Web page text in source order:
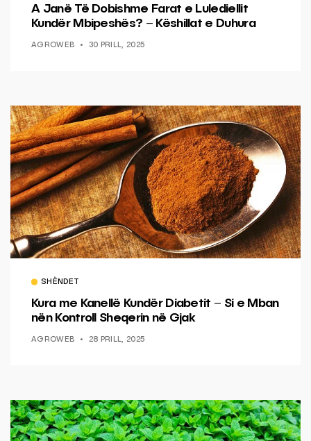
A Janë Të Dobishme Farat e Lulediellit
Kundër Mbipeshës? – Këshillat e Duhura
AGROWEB 30 PRILL, 2025
SHËNDET
Kura me Kanellë Kundër Diabetit – Si e Mban
nën Kontroll Sheqerin në Gjak
AGROWEB 28 PRILL, 2025